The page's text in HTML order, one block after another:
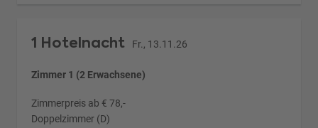
1 Hotelnacht Fr., 13.11.26
Zimmer 1 (2 Erwachsene)
Zimmerpreis ab € 78,-
Doppelzimmer (D)